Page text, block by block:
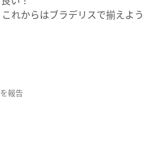
れからはブラデリスで揃えよう
報告